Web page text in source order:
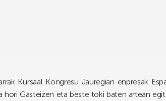
Kursaal Kongresu Jauregian enpresak
hori Gasteizen eta beste toki baten artean